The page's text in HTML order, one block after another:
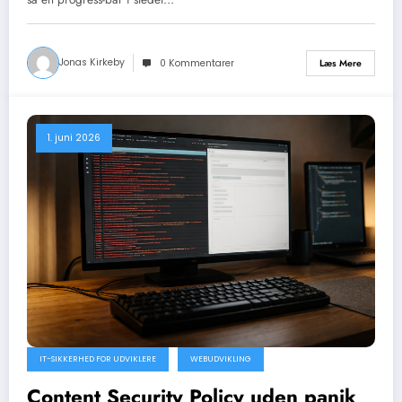
Jonas Kirkeby 0 Kommentarer Læs Mere
1. juni 2026
IT-SIKKERHED FOR UDVIKLERE WEBUDVIKLING